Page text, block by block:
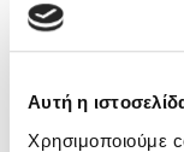
Αυτή η
Χρησιμοποιούμε